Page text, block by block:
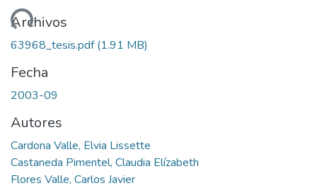
Archivos
63968_tesis.pdf(1.91 MB)
Fecha
2003-09
Autores
Cardona Valle, Elvia Lissette
Castaneda Pimentel, Claudia Elízabeth
Flores Valle, Carlos Javier